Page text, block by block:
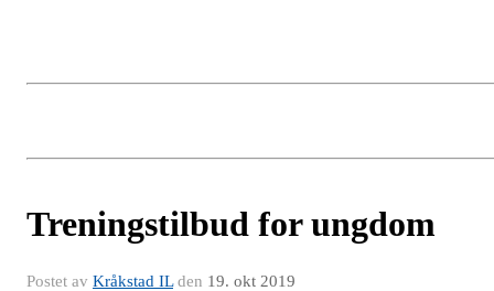
Treningstilbud for ungdom
Postet av Kråkstad ILden 19. okt 2019